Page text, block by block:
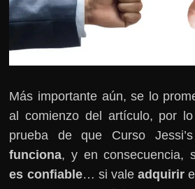
Más importante aún, se lo
al comienzo del artículo, por
prueba de que Curso
funciona, y en consecuencia,
es confiable… si valeadquirir